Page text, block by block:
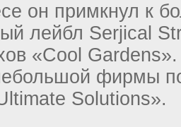
он примкнул к
лейбл Serjical
«Cool
фирмы
Solutions».